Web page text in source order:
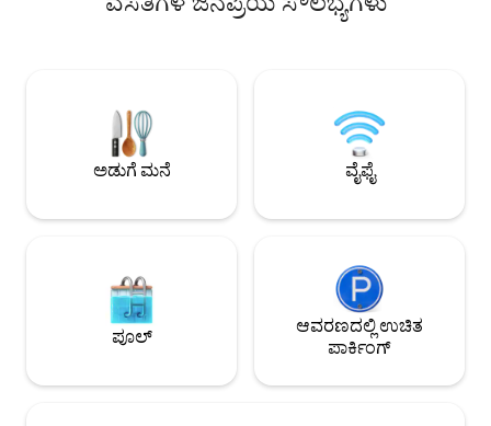
ಇನ್ನೊಂದು ಮನೆಯಲ್ಲಿ ವಾಸಿಸುತ್ತೇನೆ). ಬಾಡಿಗೆ ಸ್ಥಳವು
ಸಂಯೋಜಿತ ಲಿವಿಂಗ್ ರೂಮ್ ಇದೆ. ಮನೆಯು
ಕಡಲತೀರದಿಂದ ಮೂರನೇ ಬ್ಲಾಕ್‌ನಲ್ಲಿದೆ
(ಕಡಲತೀರದಿಂದ 600 ಮೀಟರ್ ದೂರದಲ್ಲಿ).
ಆಂಬಿಯೆಂಟ್ ವಾಲ್ಯೂಮ್‌ನಲ್ಲಿ ಆಡಿಯೋ ಬಳಕೆ.
ಸಾಕುಪ್ರಾಣಿಗಳೊಂದಿಗೆ
ಆಫೀಸ್ ಸ್ಥಳ 🌬️
ಸ್ನೇಹಿ (ಹೆಚ್ಚುವರಿ
ಮಧ್ಯಮ ಕಾರುಗಳು
ಸೇರಿಸಲಾಗಿಲ್ಲ.
ಅಡುಗೆ ಮನೆ ವೈಫೈ
ಪೂಲ್
ಆವರಣದಲ್ಲಿ ಉಚಿತ
ಪಾರ್ಕಿಂಗ್